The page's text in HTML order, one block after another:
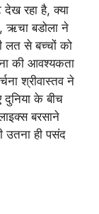
रहा है, क्या
ऋचा बडोला ने
लत से बच्चों को
की आवश्यकता
श्रीवास्तव ने
दुनिया के बीच
बरसाने
उतना ही पसंद